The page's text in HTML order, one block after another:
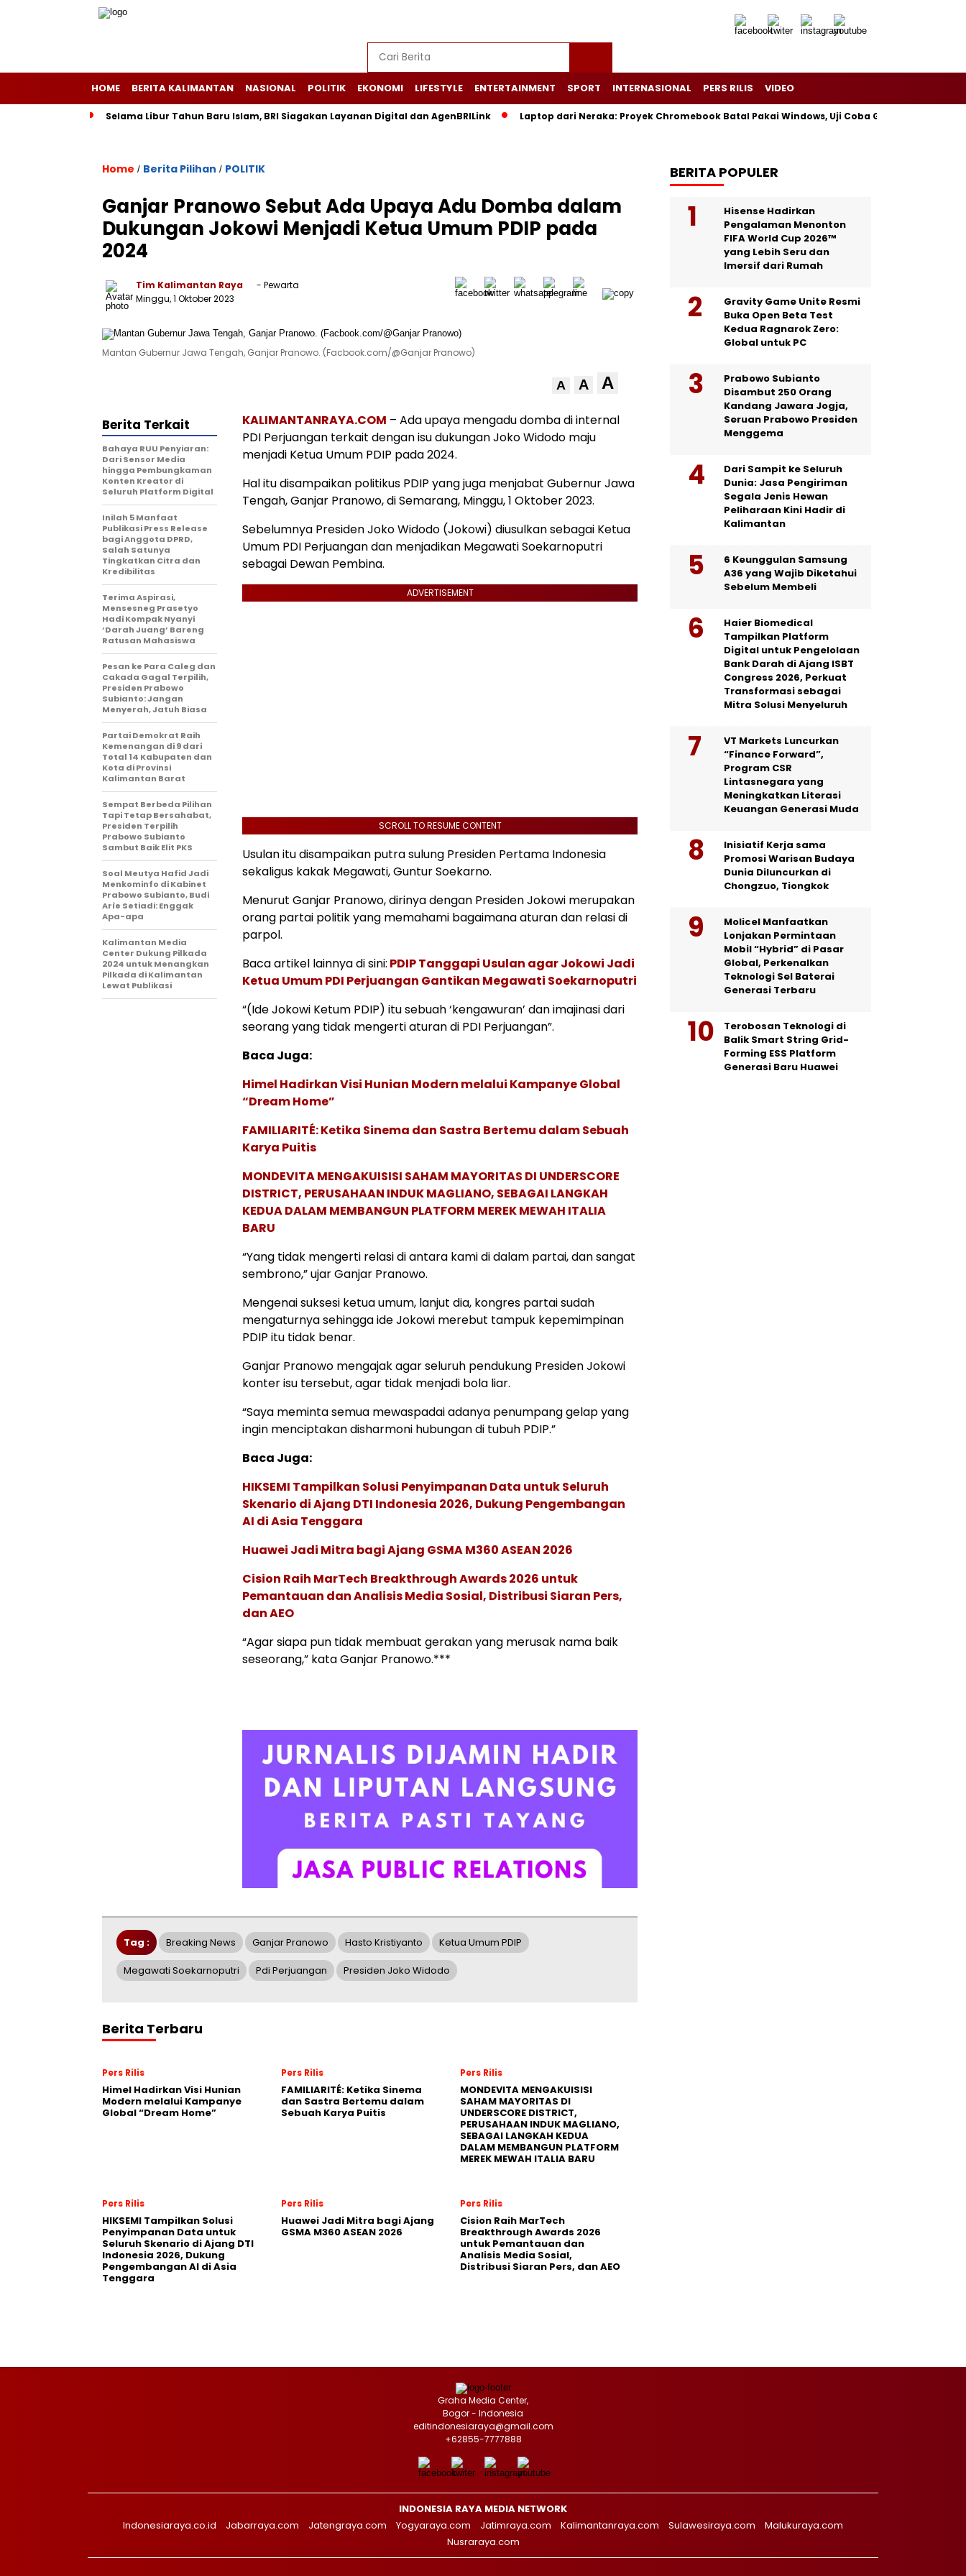
HOME BERITA KALIMANTAN NASIONAL POLITIK EKONOMI LIFESTYLE ENTERTAINMENT SPORT INTERNASIONAL PERS RILIS VIDEO
Selama Libur Tahun Baru Islam, BRI Siagakan Layanan Digital dan AgenBRILink Laptop dari Neraka: Proyek Chromebook Batal Pakai Windows, Uji Coba Gagal tapi Tetap
Home / Berita Pilihan / POLITIK
Ganjar Pranowo Sebut Ada Upaya Adu Domba dalam
Dukungan Jokowi Menjadi Ketua Umum PDIP pada
2024
Tim Kalimantan Raya
- Pewarta
Minggu, 1 Oktober 2023
Mantan Gubernur Jawa Tengah, Ganjar Pranowo. (Facbook.com/@Ganjar Pranowo)
A A A
KALIMANTANRAYA.COM – Ada upaya mengadu domba di internal
PDI Perjuangan terkait dengan isu dukungan Joko Widodo maju
menjadi Ketua Umum PDIP pada 2024.
Hal itu disampaikan politikus PDIP yang juga menjabat Gubernur Jawa
Tengah, Ganjar Pranowo, di Semarang, Minggu, 1 Oktober 2023.
Sebelumnya Presiden Joko Widodo (Jokowi) diusulkan sebagai Ketua
Umum PDI Perjuangan dan menjadikan Megawati Soekarnoputri
sebagai Dewan Pembina.
ADVERTISEMENT
SCROLL TO RESUME CONTENT
Usulan itu disampaikan putra sulung Presiden Pertama Indonesia
sekaligus kakak Megawati, Guntur Soekarno.
Menurut Ganjar Pranowo, dirinya dengan Presiden Jokowi merupakan
orang partai politik yang memahami bagaimana aturan dan relasi di
parpol.
Baca artikel lainnya di sini: PDIP Tanggapi Usulan agar Jokowi Jadi
Ketua Umum PDI Perjuangan Gantikan Megawati Soekarnoputri
“(Ide Jokowi Ketum PDIP) itu sebuah ‘kengawuran’ dan imajinasi dari
seorang yang tidak mengerti aturan di PDI Perjuangan”.
Baca Juga:
Himel Hadirkan Visi Hunian Modern melalui Kampanye Global
“Dream Home”
FAMILIARITÉ: Ketika Sinema dan Sastra Bertemu dalam Sebuah
Karya Puitis
MONDEVITA MENGAKUISISI SAHAM MAYORITAS DI UNDERSCORE
DISTRICT, PERUSAHAAN INDUK MAGLIANO, SEBAGAI LANGKAH
KEDUA DALAM MEMBANGUN PLATFORM MEREK MEWAH ITALIA
BARU
“Yang tidak mengerti relasi di antara kami di dalam partai, dan sangat
sembrono,” ujar Ganjar Pranowo.
Mengenai suksesi ketua umum, lanjut dia, kongres partai sudah
mengaturnya sehingga ide Jokowi merebut tampuk kepemimpinan
PDIP itu tidak benar.
Ganjar Pranowo mengajak agar seluruh pendukung Presiden Jokowi
konter isu tersebut, agar tidak menjadi bola liar.
“Saya meminta semua mewaspadai adanya penumpang gelap yang
ingin menciptakan disharmoni hubungan di tubuh PDIP.”
Baca Juga:
HIKSEMI Tampilkan Solusi Penyimpanan Data untuk Seluruh
Skenario di Ajang DTI Indonesia 2026, Dukung Pengembangan
AI di Asia Tenggara
Huawei Jadi Mitra bagi Ajang GSMA M360 ASEAN 2026
Cision Raih MarTech Breakthrough Awards 2026 untuk
Pemantauan dan Analisis Media Sosial, Distribusi Siaran Pers,
dan AEO
“Agar siapa pun tidak membuat gerakan yang merusak nama baik
seseorang,” kata Ganjar Pranowo.***
Berita Terkait
Bahaya RUU Penyiaran:
Dari Sensor Media
hingga Pembungkaman
Konten Kreator di
Seluruh Platform Digital
Inilah 5 Manfaat
Publikasi Press Release
bagi Anggota DPRD,
Salah Satunya
Tingkatkan Citra dan
Kredibilitas
Terima Aspirasi,
Mensesneg Prasetyo
Hadi Kompak Nyanyi
‘Darah Juang’ Bareng
Ratusan Mahasiswa
Pesan ke Para Caleg dan
Cakada Gagal Terpilih,
Presiden Prabowo
Subianto: Jangan
Menyerah, Jatuh Biasa
Partai Demokrat Raih
Kemenangan di 9 dari
Total 14 Kabupaten dan
Kota di Provinsi
Kalimantan Barat
Sempat Berbeda Pilihan
Tapi Tetap Bersahabat,
Presiden Terpilih
Prabowo Subianto
Sambut Baik Elit PKS
Soal Meutya Hafid Jadi
Menkominfo di Kabinet
Prabowo Subianto, Budi
Arìe Setiadi: Enggak
Apa-apa
Kalimantan Media
Center Dukung Pilkada
2024 untuk Menangkan
Pilkada di Kalimantan
Lewat Publikasi
Tag : Breaking News Ganjar Pranowo Hasto Kristiyanto Ketua Umum PDIP
Megawati Soekarnoputri Pdi Perjuangan Presiden Joko Widodo
Berita Terbaru
Pers Rilis
Himel Hadirkan Visi Hunian
Modern melalui Kampanye
Global “Dream Home”
Pers Rilis
FAMILIARITÉ: Ketika Sinema
dan Sastra Bertemu dalam
Sebuah Karya Puitis
Pers Rilis
MONDEVITA MENGAKUISISI
SAHAM MAYORITAS DI
UNDERSCORE DISTRICT,
PERUSAHAAN INDUK MAGLIANO,
SEBAGAI LANGKAH KEDUA
DALAM MEMBANGUN PLATFORM
MEREK MEWAH ITALIA BARU
Pers Rilis
HIKSEMI Tampilkan Solusi
Penyimpanan Data untuk
Seluruh Skenario di Ajang DTI
Indonesia 2026, Dukung
Pengembangan AI di Asia
Tenggara
Pers Rilis
Huawei Jadi Mitra bagi Ajang
GSMA M360 ASEAN 2026
Pers Rilis
Cision Raih MarTech
Breakthrough Awards 2026
untuk Pemantauan dan
Analisis Media Sosial,
Distribusi Siaran Pers, dan AEO
BERITA POPULER
Hisense Hadirkan
Pengalaman Menonton
FIFA World Cup 2026™
yang Lebih Seru dan
Imersif dari Rumah
Gravity Game Unite Resmi
Buka Open Beta Test
Kedua Ragnarok Zero:
Global untuk PC
Prabowo Subianto
Disambut 250 Orang
Kandang Jawara Jogja,
Seruan Prabowo Presiden
Menggema
Dari Sampit ke Seluruh
Dunia: Jasa Pengiriman
Segala Jenis Hewan
Peliharaan Kini Hadir di
Kalimantan
6 Keunggulan Samsung
A36 yang Wajib Diketahui
Sebelum Membeli
Haier Biomedical
Tampilkan Platform
Digital untuk Pengelolaan
Bank Darah di Ajang ISBT
Congress 2026, Perkuat
Transformasi sebagai
Mitra Solusi Menyeluruh
VT Markets Luncurkan
“Finance Forward”,
Program CSR
Lintasnegara yang
Meningkatkan Literasi
Keuangan Generasi Muda
Inisiatif Kerja sama
Promosi Warisan Budaya
Dunia Diluncurkan di
Chongzuo, Tiongkok
Molicel Manfaatkan
Lonjakan Permintaan
Mobil “Hybrid” di Pasar
Global, Perkenalkan
Teknologi Sel Baterai
Generasi Terbaru
Terobosan Teknologi di
Balik Smart String Grid-
Forming ESS Platform
Generasi Baru Huawei
Graha Media Center,
Bogor - Indonesia
editindonesiaraya@gmail.com
+62855-7777888
INDONESIA RAYA MEDIA NETWORK
Indonesiaraya.co.id
Jabarraya.com Jatengraya.com Yogyaraya.com Jatimraya.com Kalimantanraya.com Sulawesiraya.com
Malukuraya.com
Nusraraya.com